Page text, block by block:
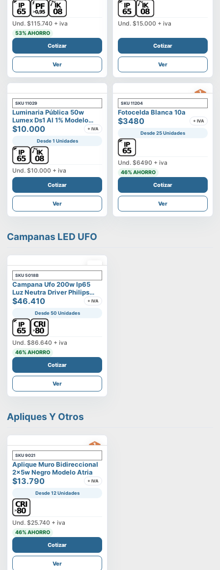
Und. $115.740 + iva
53% AHORRO
Cotizar
Ver
Und. $15.000 + iva
Cotizar
Ver
SKU 11029
Luminaria Pública 50w
Lumex Ds1 Al 1% Modelo
Vega
$10.000 + IVA
Desde 1 Unidades
Und. $10.000 + iva
Cotizar
Ver
SKU 11204
Fotocelda Blanca 10a
$3480 + IVA
Desde 25 Unidades
Und. $6490 + iva
46% AHORRO
Cotizar
Ver
Campanas LED UFO
SKU 5018B
Campana Ufo 200w Ip65
Luz Neutra Driver Philips
Modelo Eltanin
$46.410 + IVA
Desde 50 Unidades
Und. $86.640 + iva
46% AHORRO
Cotizar
Ver
Apliques Y Otros
SKU 9021
Aplique Muro Bidireccional
2x5w Negro Modelo Atria
$13.790 + IVA
Desde 12 Unidades
Und. $25.740 + iva
46% AHORRO
Cotizar
Ver